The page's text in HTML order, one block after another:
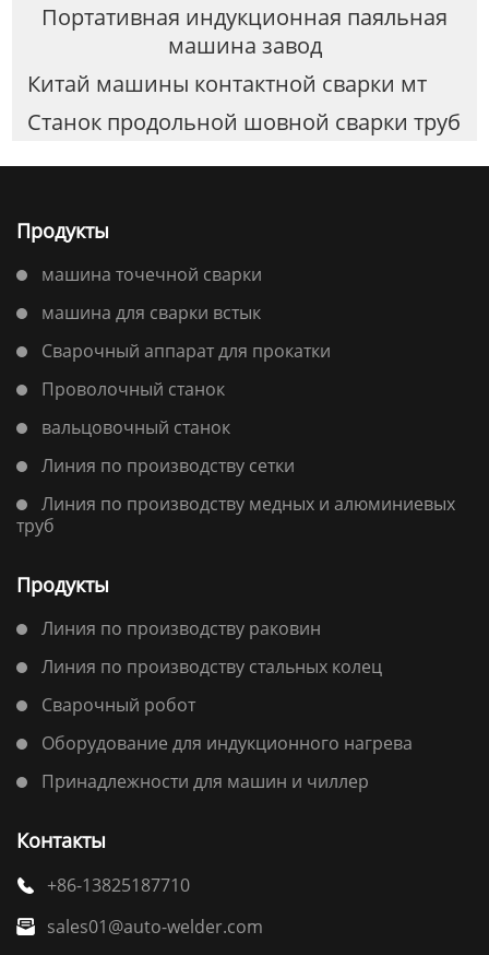
Портативная индукционная паяльная
машина завод
Китай машины контактной сварки мт
Станок продольной шовной сварки труб
Продукты
машина точечной сварки
машина для сварки встык
Сварочный аппарат для прокатки
Проволочный станок
вальцовочный станок
Линия по производству сетки
Линия по производству медных и алюминиевых
труб
Продукты
Линия по производству раковин
Линия по производству стальных колец
Сварочный робот
Оборудование для индукционного нагрева
Принадлежности для машин и чиллер
Контакты
 +86-13825187710

sales01@auto-welder.com